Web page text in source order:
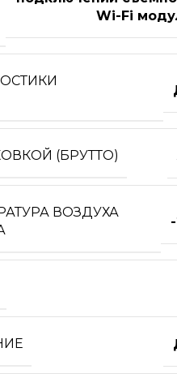
Wi-Fi
(БРУТТО)
ВОЗДУХА